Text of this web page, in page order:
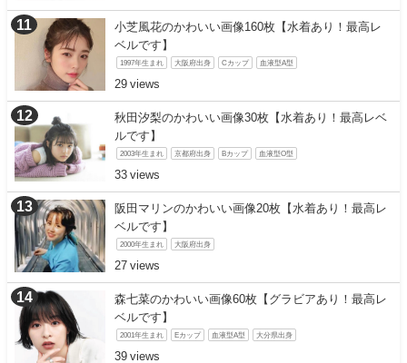
小芝風花のかわいい画像160枚【水着あり！最高レ
ベルです】
1997年生まれ 大阪府出身 Cカップ 血液型A型
29
秋田汐梨のかわいい画像30枚【水着あり！最高レベ
ルです】
2003年生まれ 京都府出身 Bカップ 血液型O型
33
阪田マリンのかわいい画像20枚【水着あり！最高レ
ベルです】
2000年生まれ 大阪府出身
27
森七菜のかわいい画像60枚【グラビアあり！最高レ
ベルです】
2001年生まれ Eカップ 血液型A型 大分県出身
39